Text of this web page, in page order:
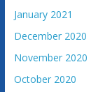
January 2021
December 2020
November 2020
October 2020